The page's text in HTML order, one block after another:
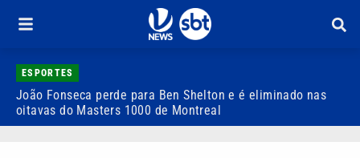
ESPORTES
João Fonseca perde para Ben Shelton e é eliminado nas
oitavas do Masters 1000 de Montreal